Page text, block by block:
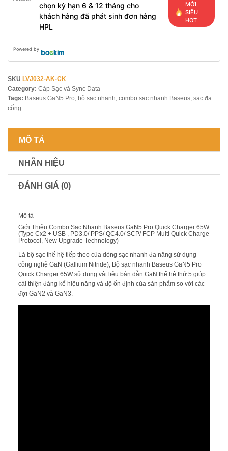
chọn kỳ hạn 6 & 12 tháng cho
khách hàng đã phát sinh đơn hàng
HPL
MỚI,
SIÊU
HOT
Powered by
SKU LVJ032-AK-CK
Category: Cáp Sạc và Sync Data
Tags: Baseus GaN5 Pro, bộ sạc nhanh, combo sạc nhanh Baseus, sạc đa
cổng
MÔ TẢ
NHÃN HIỆU
ĐÁNH GIÁ (0)
Mô tả
Giới Thiệu Combo Sạc Nhanh Baseus GaN5 Pro Quick Charger 65W
(Type Cx2 + USB , PD3.0/ PPS/ QC4.0/ SCP/ FCP Multi Quick Charge
Protocol, New Upgrade Technology)
Là bộ sạc thế hệ tiếp theo của dòng sạc nhanh đa năng sử dụng
công nghệ GaN (Gallium Nitride), Bộ sạc nhanh Baseus GaN5 Pro
Quick Charger 65W sử dụng vật liệu bán dẫn GaN thế hệ thứ 5 giúp
cải thiện đáng kể hiệu năng và độ ổn định của sản phẩm so với các
đợi GaN2 và GaN3.